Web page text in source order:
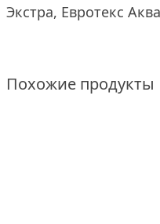
Экстра, Евротекс
Похожие продукты